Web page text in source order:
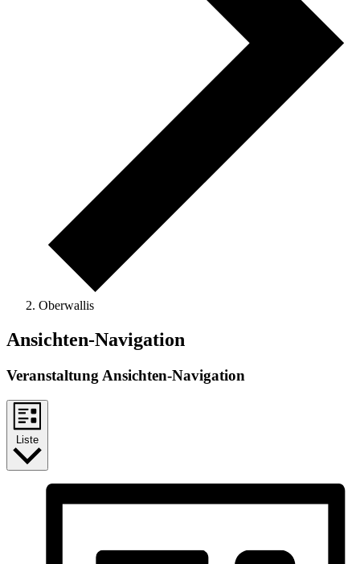
Oberwallis
Ansichten-Navigation
Veranstaltung Ansichten-Navigation
Liste